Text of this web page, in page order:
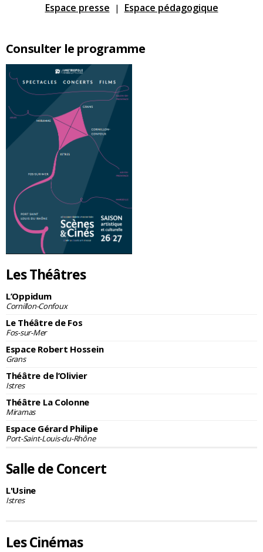
Consulter le programme
Les Théâtres
L’Oppidum
Cornillon-Confoux
Le Théâtre de Fos
Fos-sur-Mer
Espace Robert Hossein
Grans
Théâtre de l’Olivier
Istres
Théâtre La Colonne
Miramas
Espace Gérard Philipe
Port-Saint-Louis-du-Rhône
Salle de Concert
L'Usine
Istres
Les Cinémas
Espace presse | Espace pédagogique